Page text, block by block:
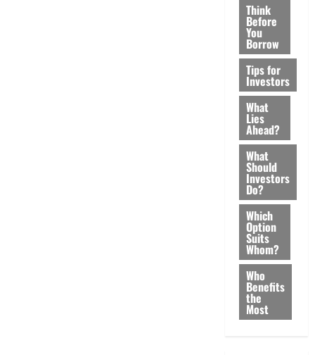
Think
Before
You
Borrow
Tips for
Investors
What
Lies
Ahead?
What
Should
Investors
Do?
Which
Option
Suits
Whom?
Who
Benefits
the
Most